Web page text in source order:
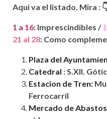
Aqui va el listado. Mira :
1 a 16: Imprescindibles /
21 al 28: Como
Plaza del
Catedral : S.XII.
Estacion de Tren:
Ferrocarril
Mercado de